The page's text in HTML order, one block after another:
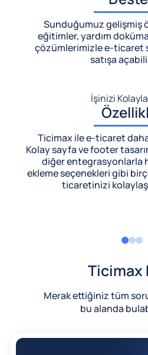
Sunduğumuz gelişmiş
eğitimler, yardım
çözümlerimizlee-ticaret
satışa
İşinizi
Ticimax ile e-ticaret
Kolay sayfa ve footer
diğer entegrasyonlarla
ekleme seçenekleri gibi
ticaretinizi
Ticimax
Merak ettiğiniz tüm
bu alanda